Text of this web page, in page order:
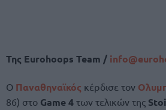
Της Eurohoops Team /
Ο Παναθηναϊκός κέρδισε τον
86) στο Game 4 των τελικών της